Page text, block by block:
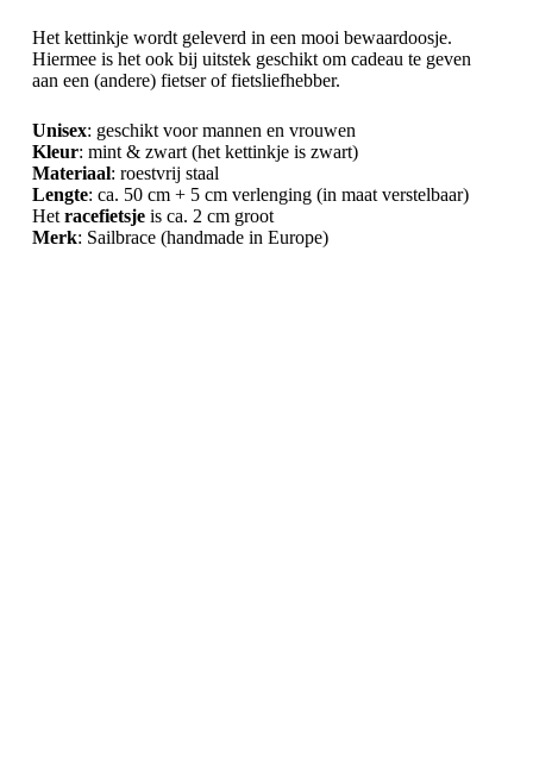
Het kettinkje wordt geleverd in een mooi bewaardoosje.
Hiermee is het ook bij uitstek geschikt om cadeau te geven
aan een (andere) fietser of fietsliefhebber.
Unisex: geschikt voor mannen en vrouwen
Kleur: mint & zwart (het kettinkje is zwart)
Materiaal: roestvrij staal
Lengte: ca. 50 cm + 5 cm verlenging (in maat verstelbaar)
Het racefietsjeis ca. 2 cm groot
Merk: Sailbrace (handmade in Europe)